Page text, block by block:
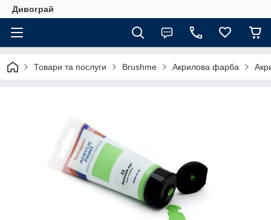
Дивограй
Товари та послуги Brushme Акрилова фарба